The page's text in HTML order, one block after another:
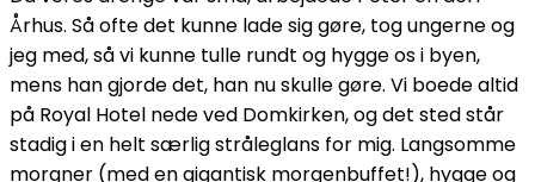
Århus. Så ofte det kunne lade sig gøre, tog ungerne og
jeg med, så vi kunne tulle rundt og hygge os i byen,
mens han gjorde det, han nu skulle gøre. Vi boede altid
på Royal Hotel nede ved Domkirken, og det sted står
stadig i en helt særlig stråleglans for mig. Langsomme
morgner (med en gigantisk morgenbuffet!), hygge og